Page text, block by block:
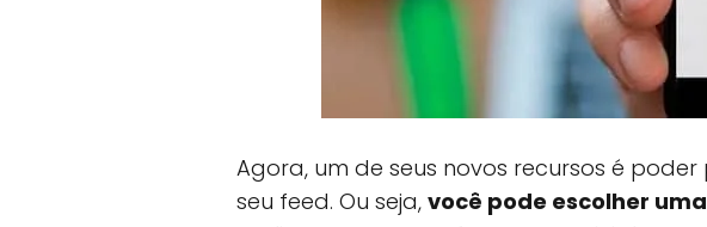
Agora, um de seus novos recursos é
seu feed. Ou seja, você pode escolher